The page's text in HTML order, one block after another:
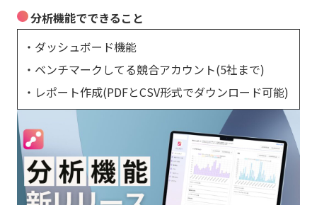
分析機能でできること
・ダッシュボード機能
・ベンチマークしてる競合アカウント(5社まで)
・レポート作成(PDFとCSV形式でダウンロード可能)